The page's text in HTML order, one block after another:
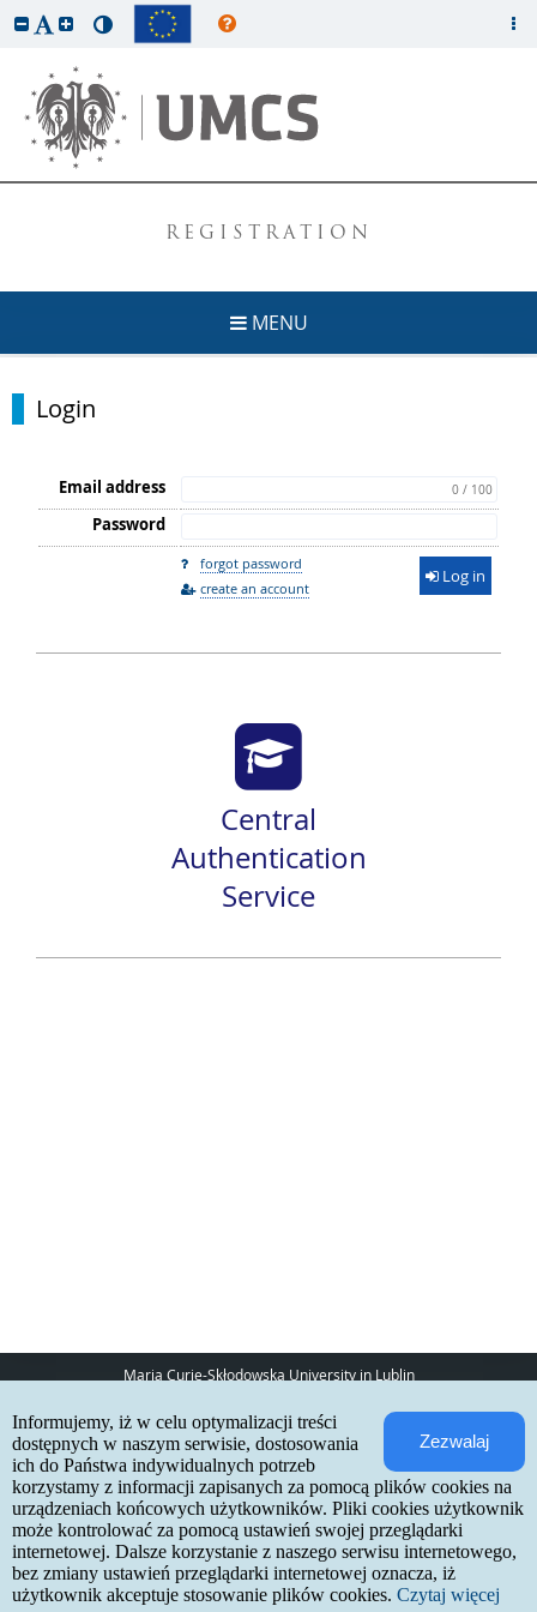
REGISTRATION
MENU
Login
Email address 0 / 100
Password
forgot password
create an account
Log in
Central
Authentication
Service
Maria Curie-Skłodowska University in Lublin
20-031 Lublin
www: http://umcs.pl
Internetowa Rekrutacja Kandydatów
IRK 1.21.3 (6bf78478) :: 2026-06-17
site map
accessibility declaration
contact
Zezwalaj
Informujemy, iż w celu optymalizacji treści
dostępnych w naszym serwisie, dostosowania
ich do Państwa indywidualnych potrzeb
korzystamy z informacji zapisanych za pomocą plików cookies na
urządzeniach końcowych użytkowników. Pliki cookies użytkownik
może kontrolować za pomocą ustawień swojej przeglądarki
internetowej. Dalsze korzystanie z naszego serwisu internetowego,
bez zmiany ustawień przeglądarki internetowej oznacza, iż
użytkownik akceptuje stosowanie plików cookies. Czytaj więcej